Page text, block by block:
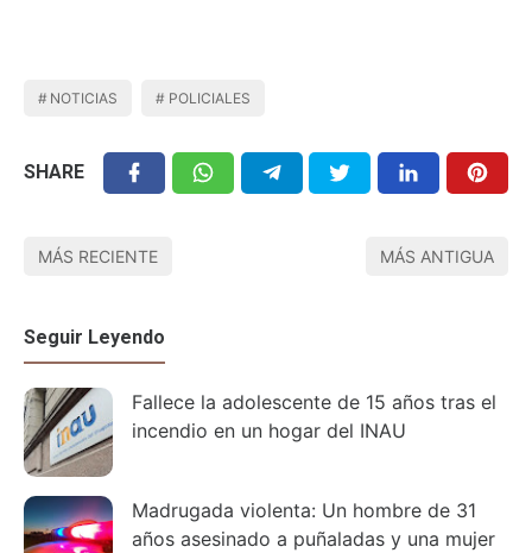
NOTICIAS POLICIALES
SHARE
MÁS RECIENTE MÁS ANTIGUA
Seguir Leyendo
Fallece la adolescente de 15 años tras el
incendio en un hogar del INAU
Madrugada violenta: Un hombre de 31
años asesinado a puñaladas y una mujer